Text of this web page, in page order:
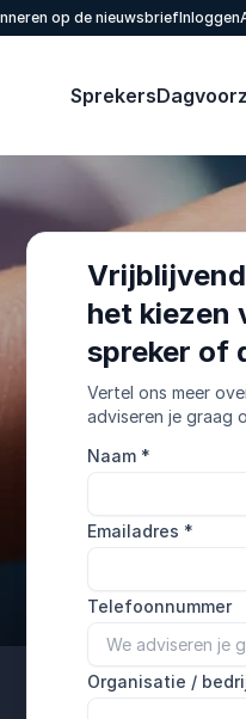
op de nieuwsbriefInloggen
Sprekers
het kiezen
spreker of
Vertel ons meer
adviseren je graag
Naam *
Emailadres *
Telefoonnummer
Organisatie /